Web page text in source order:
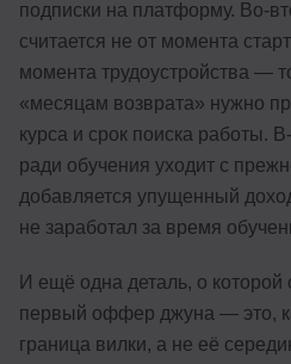
подписки на платформу. Во-
считается не от момента
момента трудоустройства —
«месяцам возврата» нужно
курса и срок поиска работы.
ради обучения уходит с
добавляется упущенный
не заработал за время
И ещё одна деталь, о
первый оффер джуна — это,
граница вилки, а не её